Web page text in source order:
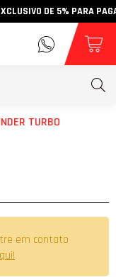
DE 5% PARA
TURBO
em contato